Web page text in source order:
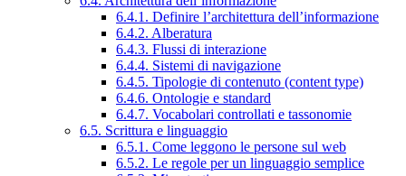
6.4.1. Definire l’architettura dell’informazione
6.4.2. Alberatura
6.4.3. Flussi di interazione
6.4.4. Sistemi di navigazione
6.4.5. Tipologie di contenuto (content type)
6.4.6. Ontologie e standard
6.4.7. Vocabolari controllati e tassonomie
6.5. Scrittura e linguaggio
6.5.1. Come leggono le persone sul web
6.5.2. Le regole per un linguaggio semplice